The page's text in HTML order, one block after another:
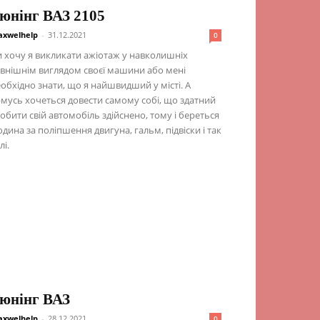
ВАЗ 2105
- 31.12.2021 0
хочу я викликати ажіотаж у навколишніх
виглядом своєї машини або мені
знати, що я найшвидший у місті. А
хочеться довести самому собі, що здатний
свій автомобіль здійснено, тому і береться
за поліпшення двигуна, гальм, підвіски і так
ВАЗ